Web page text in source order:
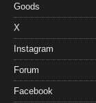
Goods
X
Instagram
Forum
Facebook